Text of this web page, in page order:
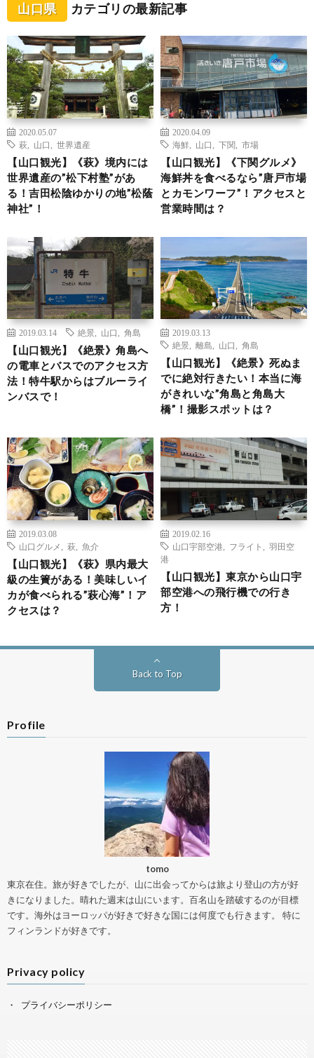
山口県 カテゴリの最新記事
2020.05.07
萩
山口 世界遺産
【山口観光】《萩》境内には
世界遺産の”松下村塾”があ
る！吉田松陰ゆかりの地”松蔭
神社”！
2020.04.09
海鮮
山口 下関 市場
【山口観光】《下関グルメ》
海鮮丼を食べるなら”唐戸市場
とカモンワーフ”！アクセスと
営業時間は？
2019.03.14 絶景 山口 角島
【山口観光】《絶景》角島へ
の電車とバスでのアクセス方
法！特牛駅からはブルーライ
ンバスで！
2019.03.13
絶景
離島 山口 角島
【山口観光】《絶景》死ぬま
でに絶対行きたい！本当に海
がきれいな”角島と角島大
橋”！撮影スポットは？
2019.03.08
山口グルメ
萩 魚介
【山口観光】《萩》県内最大
級の生簀がある！美味しいイ
カが食べられる”萩心海”！ア
クセスは？
2019.02.16
山口宇部空港
フライト
羽田空
港
【山口観光】東京から山口宇
部空港への飛行機での行き
方！
Back to Top
Profile
tomo
東京在住。旅が好きでしたが、山に出会ってからは旅より登山の方が好
きになりました。晴れた週末は山にいます。百名山を踏破するのが目標
です。海外はヨーロッパが好きで好きな国には何度でも行きます。 特に
フィンランドが好きです。
Privacy policy
プライバシーポリシー